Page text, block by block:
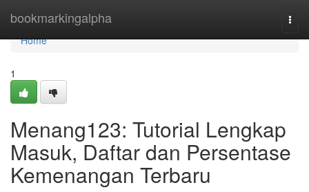
bookmarkingalpha
Home
Home
1
Menang123: Tutorial Lengkap
Masuk, Daftar dan Persentase
Kemenangan Terbaru